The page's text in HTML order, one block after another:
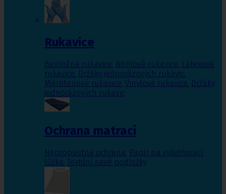
Rukavice
Bavlněné rukavice, Nitrilové rukavice, Latexové
rukavice, Držáky jednorázových rukavic,
Mikrotenové rukavice, Vinylové rukavice, Držáky
jednorázových rukavic
Ochrana matrací
Nepropustná ochrana, Papír na vyšetřovací
lůžka, Textilní savé podložky